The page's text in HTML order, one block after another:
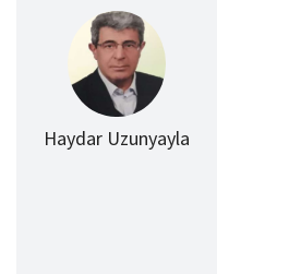
Haydar Uzunyayla